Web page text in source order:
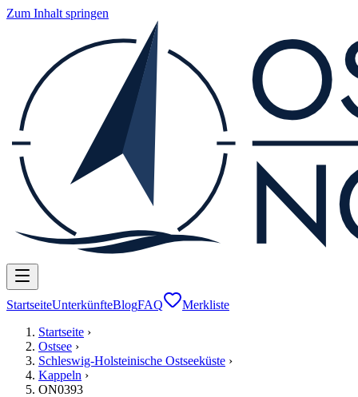
Zum Inhalt springen
StartseiteUnterkünfteBlogFAQ
Merkliste
Startseite ›
Ostsee ›
Schleswig-Holsteinische Ostseeküste ›
Kappeln ›
ON0393